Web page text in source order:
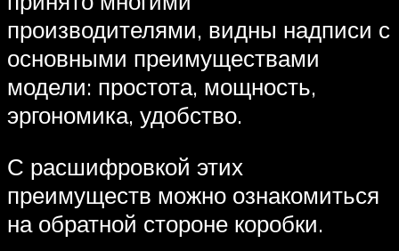
производителями, видны надписи с
основными преимуществами
модели: простота, мощность,
эргономика, удобство.
С расшифровкой этих
преимуществ можно ознакомиться
на обратной стороне коробки.